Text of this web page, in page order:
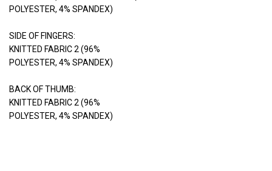
POLYESTER, 4% SPANDEX)
SIDE OF FINGERS:
KNITTED FABRIC 2 (96%
POLYESTER, 4% SPANDEX)
BACK OF THUMB:
KNITTED FABRIC 2 (96%
POLYESTER, 4% SPANDEX)